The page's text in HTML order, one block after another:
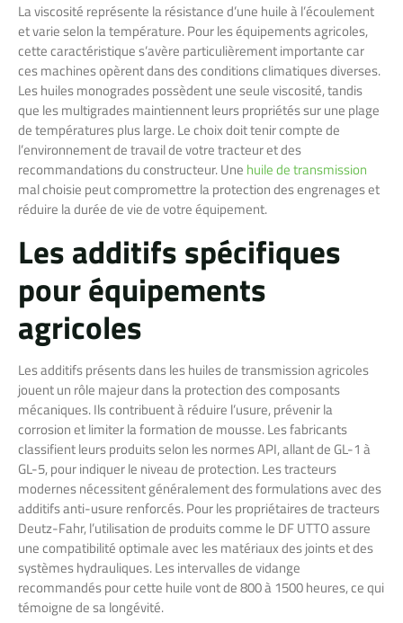
La viscosité représente la résistance d’une huile à l’écoulement
et varie selon la température. Pour les équipements agricoles,
cette caractéristique s’avère particulièrement importante car
ces machines opèrent dans des conditions climatiques diverses.
Les huiles monogrades possèdent une seule viscosité, tandis
que les multigrades maintiennent leurs propriétés sur une plage
de températures plus large. Le choix doit tenir compte de
l’environnement de travail de votre tracteur et des
recommandations du constructeur. Une huile de transmission
mal choisie peut compromettre la protection des engrenages et
réduire la durée de vie de votre équipement.
Les additifs spécifiques
pour équipements
agricoles
Les additifs présents dans les huiles de transmission agricoles
jouent un rôle majeur dans la protection des composants
mécaniques. Ils contribuent à réduire l’usure, prévenir la
corrosion et limiter la formation de mousse. Les fabricants
classifient leurs produits selon les normes API, allant de GL-1 à
GL-5, pour indiquer le niveau de protection. Les tracteurs
modernes nécessitent généralement des formulations avec des
additifs anti-usure renforcés. Pour les propriétaires de tracteurs
Deutz-Fahr, l’utilisation de produits comme le DF UTTO assure
une compatibilité optimale avec les matériaux des joints et des
systèmes hydrauliques. Les intervalles de vidange
recommandés pour cette huile vont de 800 à 1500 heures, ce qui
témoigne de sa longévité.